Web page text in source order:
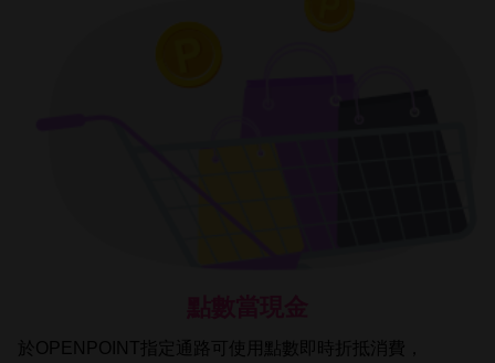
於OPENPOINT指定通路可使用點數即時折抵消費，